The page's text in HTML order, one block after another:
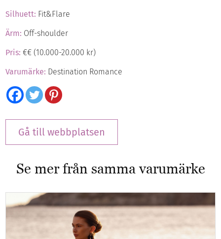
Silhuett: Fit&Flare
Ärm: Off-shoulder
Pris:€€ (10.000-20.000 kr)
Varumärke: Destination Romance
Gå till webbplatsen
Se mer från samma varumärke